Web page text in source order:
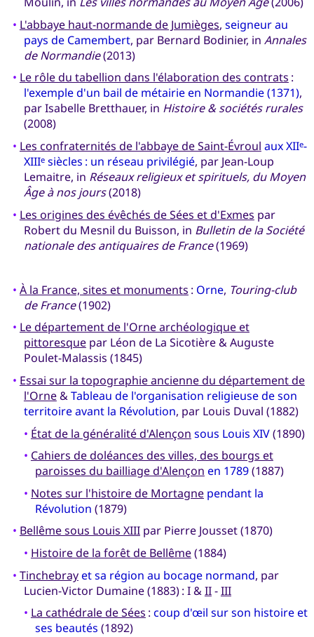
• L'abbaye haut-normande de Jumièges, seigneur au
pays de Camembert, par Bernard Bodinier, in Annales
de Normandie(2013)
• Le rôle du tabellion dans l'élaboration des contrats :
l'exemple d'un bail de métairie en Normandie (1371),
par Isabelle Bretthauer, in Histoire & sociétés rurales
(2008)
• Les confraternités de l'abbaye de Saint-Évroul aux XIIe-
XIIIesiècles : un réseau privilégié, par Jean-Loup
Lemaitre, in Réseaux religieux et spirituels, du Moyen
Âge à nos jours(2018)
• Les origines des évêchés de Sées et d'Exmes par
Robert du Mesnil du Buisson, in Bulletin de la Société
nationale des antiquaires de France(1969)
• À la France, sites et monuments : Orne, Touring-club
de France(1902)
• Le département de l'Orne archéologique et
pittoresquepar Léon de La Sicotière & Auguste
Poulet-Malassis (1845)
• Essai sur la topographie ancienne du département de
l'Orne&Tableau de l'organisation religieuse de son
territoire avant la Révolution, par Louis Duval (1882)
• État de la généralité d'Alençon sous Louis XIV(1890)
• Cahiers de doléances des villes, des bourgs et
paroisses du bailliage d'Alençon en 1789(1887)
• Notes sur l'histoire de Mortagne pendant la
Révolution (1879)
• Bellême sous Louis XIIIpar Pierre Jousset (1870)
• Histoire de la forêt de Bellême(1884)
• Tinchebrayet sa région au bocage normand, par
Lucien-Victor Dumaine (1883) : I &II-III
• La cathédrale de Sées : coup d'œil sur son histoire et
ses beautés (1892)